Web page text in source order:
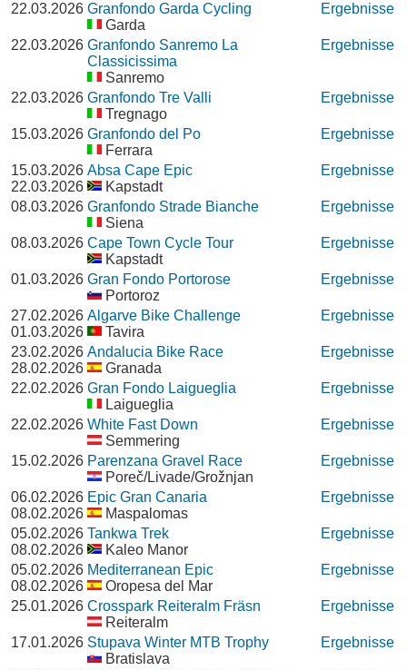
22.03.2026 Granfondo Garda Cycling
Garda
Ergebnisse
22.03.2026 Granfondo Sanremo La
Classicissima
Sanremo
Ergebnisse
22.03.2026 Granfondo Tre Valli
Tregnago
Ergebnisse
15.03.2026 Granfondo del Po
Ferrara
Ergebnisse
15.03.2026
22.03.2026
Absa Cape Epic
Kapstadt
Ergebnisse
08.03.2026 Granfondo Strade Bianche
Siena
Ergebnisse
08.03.2026 Cape Town Cycle Tour
Kapstadt
Ergebnisse
01.03.2026 Gran Fondo Portorose
Portoroz
Ergebnisse
27.02.2026
01.03.2026
Algarve Bike Challenge
Tavira
Ergebnisse
23.02.2026
28.02.2026
Andalucia Bike Race
Granada
Ergebnisse
22.02.2026 Gran Fondo Laigueglia
Laigueglia
Ergebnisse
22.02.2026 White Fast Down
Semmering
Ergebnisse
15.02.2026 Parenzana Gravel Race
Poreč/Livade/Grožnjan
Ergebnisse
06.02.2026
08.02.2026
Epic Gran Canaria
Maspalomas
Ergebnisse
05.02.2026
08.02.2026
Tankwa Trek
Kaleo Manor
Ergebnisse
05.02.2026
08.02.2026
Mediterranean Epic
Oropesa del Mar
Ergebnisse
25.01.2026 Crosspark Reiteralm Fräsn
Reiteralm
Ergebnisse
17.01.2026 Stupava Winter MTB Trophy
Bratislava
Ergebnisse